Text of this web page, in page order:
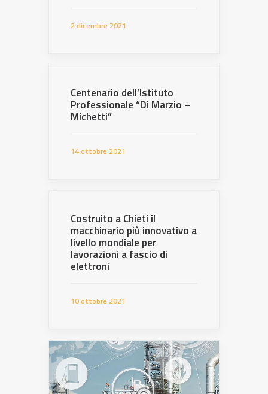
2 dicembre 2021
Centenario dell’Istituto
Professionale “Di Marzio –
Michetti”
14 ottobre 2021
Costruito a Chieti il
macchinario più innovativo a
livello mondiale per
lavorazioni a fascio di
elettroni
10 ottobre 2021